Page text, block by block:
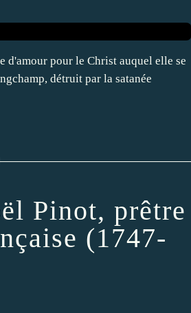
d'amour pour le Christ auquel elle se
détruit par la satanée
Pinot, prêtre
(1747-